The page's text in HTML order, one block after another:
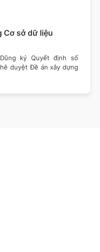
Cơ sở dữ liệu
ký Quyết định số
duyệt Đề án xây dựng